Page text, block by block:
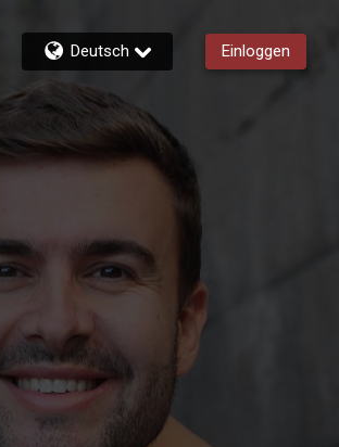
Deutsch Einloggen